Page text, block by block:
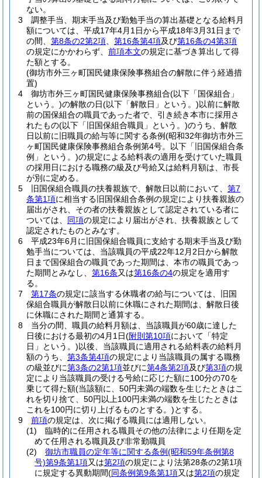
ない。
3
調整手当、期末手当及び勤勉手当の算出基礎となる給料月
額については、平成17年4月1日から平成18年3月31日まで
の間、 第8条の2第2項 第16条第4項及び第16条の4第3項
の規定にかかわらず、 前項本文の規定に基づき算出して得
た額とする。
(御坊市外三ヶ町国民健康保険事務組合の解散に伴う経過措
置)
4
御坊市外三ヶ町国民健康保険事務組合(以下「国保組合」
という。)の解散の日(以下「解散日」という。)以前に解散
前の国保組合の職員であった者で、引き続き本市に採用さ
れたもの(以下「旧国保組合職員」という。)のうち、解散
日以前に旧職員の給与等に関する条例(昭和32年御坊市外三
ヶ町国民健康保険事務組合条例第4号。以下「旧国保組合条
例」という。)の規定による給料表の適用を受けていた職員
の採用日における職務の級及び号給又は給料月額は、市長
が別に定める。
5
旧国保組合職員の扶養親族で、解散日以前において、 第7
条第1項に相当する旧国保組合条例の規定により扶養親族の
届出がされ、その者の扶養親族として認定されている者に
ついては、 同項の規定により届出がされ、扶養親族として
認定されたものとみなす。
6
平成23年6月に旧国保組合職員に支給する期末手当及び勤
勉手当については、当該職員の平成22年12月2日から解散
日まで国保組合の職員であった期間は、本市の職員であっ
た期間とみなし、 第16条又は第16条の4の規定を適用す
る。
7
第17条の規定に該当する休職者の給与については、旧国
保組合職員が解散日以前に休職にされた期間は、解散日後
に休職にされた期間と通算する。
8
当分の間、職員の給料月額は、当該職員が60歳に達した
日後における最初の4月1日(附則第10項において「特定
日」という。)以後、当該職員に適用される給料表の給料月
額のうち、 第3条第4項の規定により当該職員の属する職務
の級並びに第3条の2第1項並びに第4条第2項及び第3項の規
定により当該職員の受ける号給に応じた額に100分の70を
乗じて得た額(当該額に、50円未満の端数を生じたときはこ
れを切り捨て、50円以上100円未満の端数を生じたときは
これを100円に切り上げるものとする。)とする。
9
前項の規定は、次に掲げる職員には適用しない。
(1)
臨時的に任用される職員その他の法律により任期を定
めて任用される職員及び非常勤職員
(2)
御坊市職員の定年等に関する条例(昭和59年条例第8
号)第9条第1項又は第2項の規定により法第28条の2第1項
に規定する異動期間(同条例第9条第1項又は第2項の規定